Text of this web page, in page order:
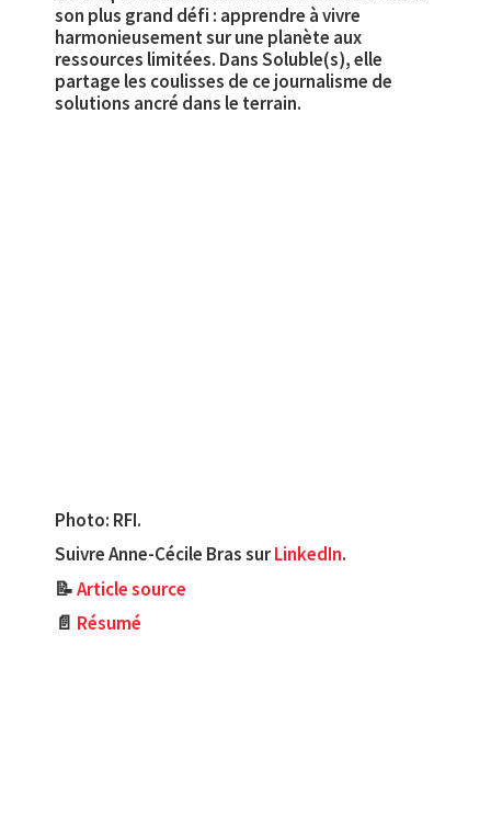
son plus grand défi : apprendre à vivre
harmonieusement sur une planète aux
ressources limitées. Dans Soluble(s), elle
partage les coulisses de ce journalisme de
solutions ancré dans le terrain.
Photo: RFI.
Suivre Anne-Cécile Bras surLinkedIn.
📝Article source
📄 Résumé